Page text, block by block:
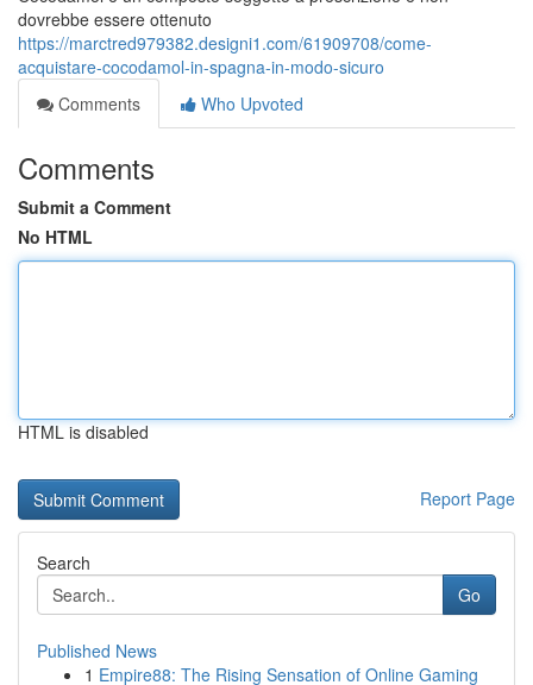
dovrebbe essere ottenuto
https://marctred979382.designi1.com/61909708/come-
acquistare-cocodamol-in-spagna-in-modo-sicuro
Comments
Who Upvoted
Comments
Submit a Comment
No HTML
HTML is disabled
Report Page
Search
Go
Published News
1 Empire88: The Rising Sensation of Online Gaming